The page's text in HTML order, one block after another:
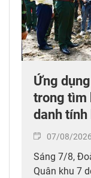
Ứng
trong tìm
danh
07/08/2026
Sáng 7/8,
Quân khu 7